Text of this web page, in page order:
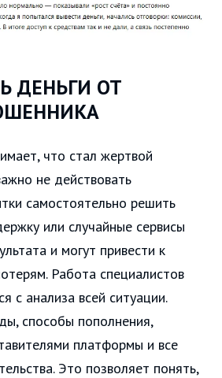
ДЕНЬГИ ОТ
что стал жертвой
не действовать
самостоятельно решить
или случайные сервисы
и могут привести к
Работа специалистов
с анализа всей ситуации.
способы пополнения,
платформы и все
Это позволяет понять,